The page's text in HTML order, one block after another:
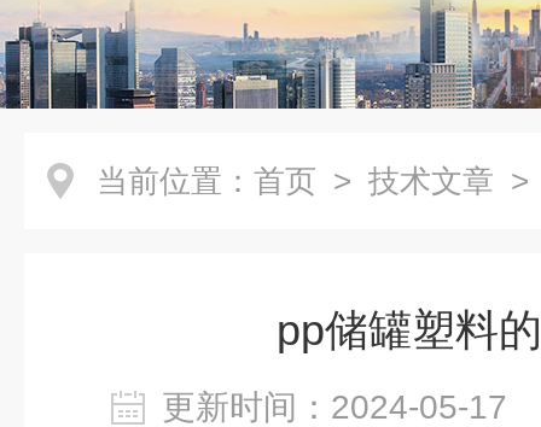
当前位置： 首页 > 技术文章 >
pp储罐塑料
更新时间：2024-05-